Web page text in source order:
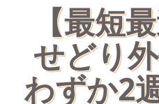
【最短
せどり
わずか2